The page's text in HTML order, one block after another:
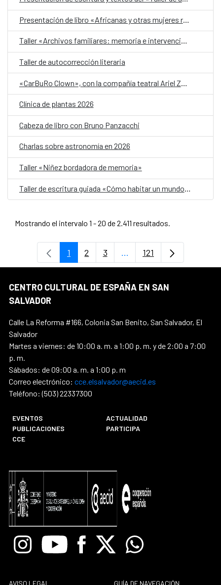
Presentación de libro «Africanas y otras mujeres racializadas»
Taller «Archivos familiares: memoria e intervención»
Taller de autocorrección literaria
Clínica de plantas 2026
Cabeza de libro con Bruno Panzacchi
Charlas sobre astronomía en 2026
Taller «Niñez bordadora de memoria»
Mostrando el intervalo 1 - 20 de 2.411 resultados.
Página
1 Página
2 Página
3 ...Páginas intermedias Use
Página
121
CENTRO CULTURAL DE ESPAÑA EN SAN
SALVADOR
Calle La Reforma #166, Colonia San Benito, San Salvador, El
Salvador
Martes a viernes: de 10:00 a. m. a 1:00 p. m. y de 2:00 a 7:00
p. m.
Sábados: de 09:00 a. m. a 1:00 p. m
Correo electrónico: cce.elsalvador@aecid.es
Teléfono: (503) 22337300
EVENTOS
ACTUALIDAD
PUBLICACIONES
PARTICIPA
CCE
InstagramYoutube Facebook
X Whatsapp